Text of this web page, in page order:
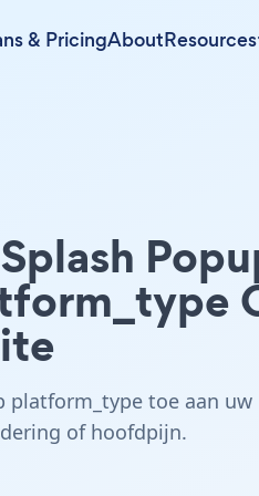
& PricingAboutResources
platform_type toe aan uw
of hoofdpijn.